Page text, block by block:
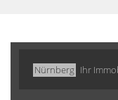
Nürnberg Ihr